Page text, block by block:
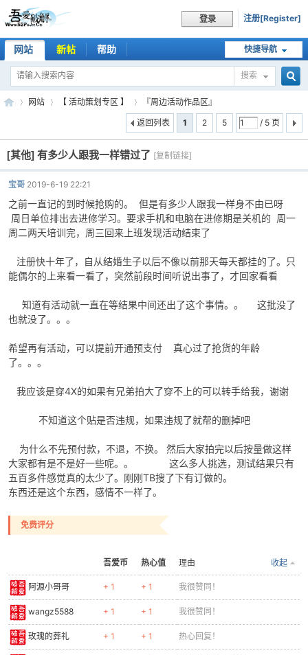
登录 注册[Register]
快捷导航
网站 新帖 帮助
搜索
吾
解
»
网站
›
【 活动策划专区 】
›
『周边活动作品区』
1
2 5 / 5 页
返回列表
[其他] 有多少人跟我一样错过了 [复制链接]
宝哥 2019-6-19 22:21
之前一直记的到时候抢购的。 但是有多少人跟我一样身不由已呀
周日单位排出去进修学习。要求手机和电脑在进修期是关机的 周一
周二两天培训完，周三回来上班发现活动结束了
注册快十年了，自从结婚生子以后不像以前那天每天都挂的了。只
能偶尔的上来看一看了，突然前段时间听说出事了，才回家看看
知道有活动就一直在等结果中间还出了这个事情。。 这批没了
也就没了。。。
希望再有活动，可以提前开通预支付 真心过了抢货的年龄
了。。。
我应该是穿4X的如果有兄弟拍大了穿不上的可以转手给我，谢谢
不知道这个贴是否违规，如果违规了就帮的删掉吧
为什么不先预付款，不退，不换。 然后大家拍完以后按量做这样
大家都有是不是好一些呢。。 这么多人挑选，测试结果只有
五百多件感觉真的太少了。刚刚TB搜了下有订做的。
东西还是这个东西，感情不一样了。
免费评分
吾爱币 热心值 收起
理由
阿源小哥哥 + 1 + 1 我很赞同！
wangz5588 + 1 + 1 我很赞同！
玫瑰的葬礼 + 1 + 1 热心回复！